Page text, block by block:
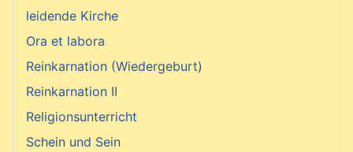
leidende Kirche
Ora et labora
Reinkarnation (Wiedergeburt)
Reinkarnation II
Religionsunterricht
Schein und Sein